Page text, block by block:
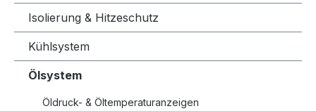
Isolierung & Hitzeschutz
Kühlsystem
Ölsystem
Öldruck- & Öltemperaturanzeigen